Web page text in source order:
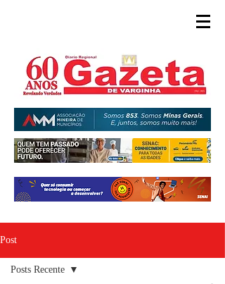
Post
Posts Recente